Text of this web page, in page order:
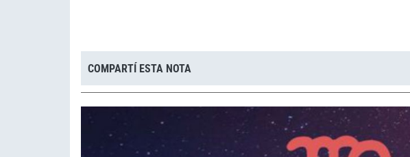
COMPARTÍ ESTA NOTA